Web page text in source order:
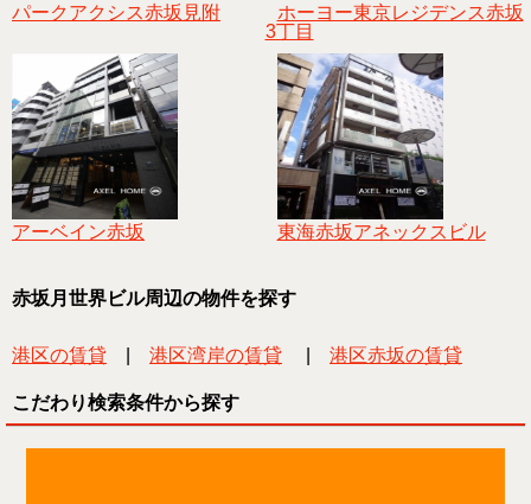
パークアクシス赤坂見附
ホーヨー東京レジデンス赤坂
3丁目
アーベイン赤坂 東海赤坂アネックスビル
赤坂月世界ビル周辺の物件を探す
港区の賃貸 港区湾岸の賃貸 港区赤坂の賃貸
こだわり検索条件から探す